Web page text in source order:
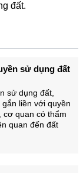
đất.
sử dụng đất
sử dụng đất,
liền với quyền
quan có thẩm
quan đến đất